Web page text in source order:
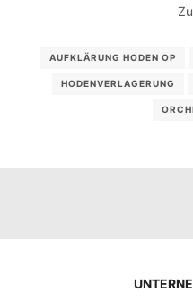
AUFKLÄRUNG HODEN OP
HODENVERLAGERUNG